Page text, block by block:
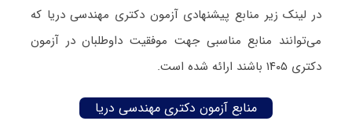
در لینک زیر منابع پیشنهادی آزمون دکتری مهندسی دریا که
می‌توانند منابع مناسبی جهت موفقیت داوطلبان در آزمون
دکتری ۱۴۰۵ باشند ارائه شده است.
منابع آزمون دکتری مهندسی دریا